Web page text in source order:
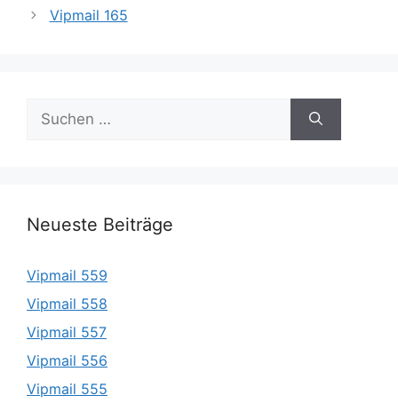
Vipmail 165
Suche
nach:
Neueste Beiträge
Vipmail 559
Vipmail 558
Vipmail 557
Vipmail 556
Vipmail 555